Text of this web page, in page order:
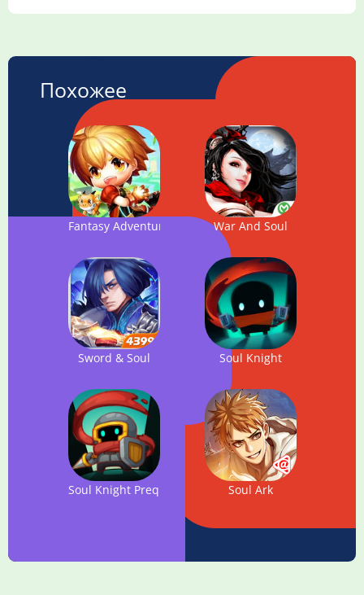
Похожее
Fantasy Adventure: Latest 3D RPG game
War And Soul
Sword & Soul Soul Knight
Soul Knight Prequel Soul Ark